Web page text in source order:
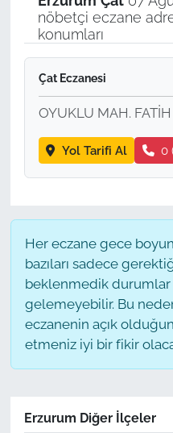
nöbetçi eczane
konumları
Çat Eczanesi
OYUKLU MAH.
Yol Tarifi Al 0
Her eczane gece
bazıları sadece
beklenmedik
gelemeyebilir. Bu
eczanenin açık
etmeniz iyi bir fikir
Erzurum Diğer İlçeler